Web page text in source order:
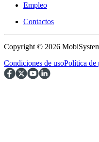
Empleo
Contactos
Copyright © 2026
Condiciones de usoPolítica de